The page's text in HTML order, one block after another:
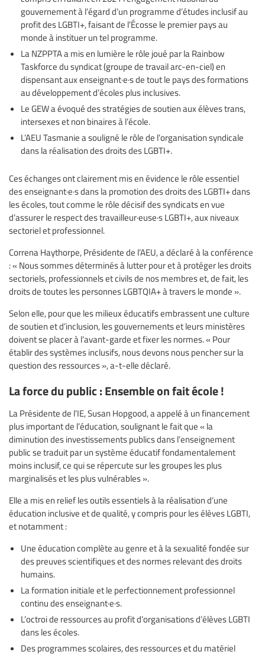
gouvernement à l’égard d’un programme d’études inclusif au
profit des LGBTI+, faisant de l’Écosse le premier pays au
monde à instituer un tel programme.
La NZPPTA a mis en lumière le rôle joué par la Rainbow
Taskforce du syndicat (groupe de travail arc-en-ciel) en
dispensant aux enseignant·e·s de tout le pays des formations
au développement d’écoles plus inclusives.
Le GEW a évoqué des stratégies de soutien aux élèves trans,
intersexes et non binaires à l’école.
L’AEU Tasmanie a souligné le rôle de l’organisation syndicale
dans la réalisation des droits des LGBTI+.
Ces échanges ont clairement mis en évidence le rôle essentiel
des enseignant·e·s dans la promotion des droits des LGBTI+ dans
les écoles, tout comme le rôle décisif des syndicats en vue
d’assurer le respect des travailleur·euse·s LGBTI+, aux niveaux
sectoriel et professionnel.
Correna Haythorpe, Présidente de l’AEU, a déclaré à la conférence
: « Nous sommes déterminés à lutter pour et à protéger les droits
sectoriels, professionnels et civils de nos membres et, de fait, les
droits de toutes les personnes LGBTQIA+ à travers le monde ».
Selon elle, pour que les milieux éducatifs embrassent une culture
de soutien et d’inclusion, les gouvernements et leurs ministères
doivent se placer à l’avant-garde et fixer les normes. « Pour
établir des systèmes inclusifs, nous devons nous pencher sur la
question des ressources », a-t-elle déclaré.
La force du public : Ensemble on fait école !
La Présidente de l’IE, Susan Hopgood, a appelé à un financement
plus important de l’éducation, soulignant le fait que « la
diminution des investissements publics dans l’enseignement
public se traduit par un système éducatif fondamentalement
moins inclusif, ce qui se répercute sur les groupes les plus
marginalisés et les plus vulnérables ».
Elle a mis en relief les outils essentiels à la réalisation d’une
éducation inclusive et de qualité, y compris pour les élèves LGBTI,
et notamment :
Une éducation complète au genre et à la sexualité fondée sur
des preuves scientifiques et des normes relevant des droits
humains.
La formation initiale et le perfectionnement professionnel
continu des enseignant·e·s.
L’octroi de ressources au profit d’organisations d’élèves LGBTI
dans les écoles.
Des programmes scolaires, des ressources et du matériel